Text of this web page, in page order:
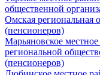
общественной
Омская региональная
(пенсионеров)
Марьяновское
региональной
(пенсионеров)